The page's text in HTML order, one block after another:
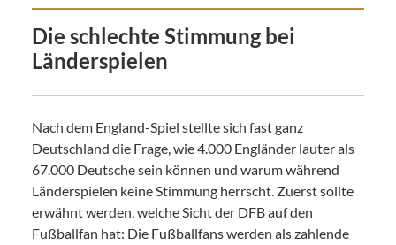
Die schlechte Stimmung bei
Länderspielen
Nach dem England-Spiel stellte sich fast ganz
Deutschland die Frage, wie 4.000 Engländer lauter als
67.000 Deutsche sein können und warum während
Länderspielen keine Stimmung herrscht. Zuerst sollte
erwähnt werden, welche Sicht der DFB auf den
Fußballfan hat: Die Fußballfans werden als zahlende